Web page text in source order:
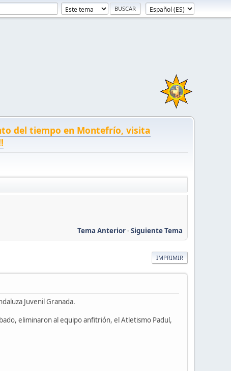
del tiempo en Montefrío, visita
Tema Anterior-Siguiente Tema
IMPRIMIR
Juvenil Granada.
eliminaron al equipo anfitrión, el Atletismo Padul,